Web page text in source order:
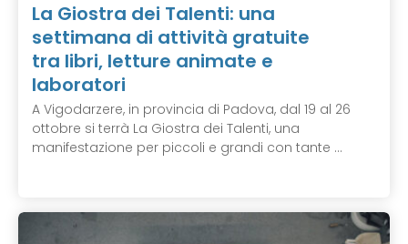
La Giostra dei Talenti: una
settimana di attività gratuite
tra libri, letture animate e
laboratori
A Vigodarzere, in provincia di Padova, dal 19 al 26
ottobre si terrà La Giostra dei Talenti, una
manifestazione per piccoli e grandi con tante ...